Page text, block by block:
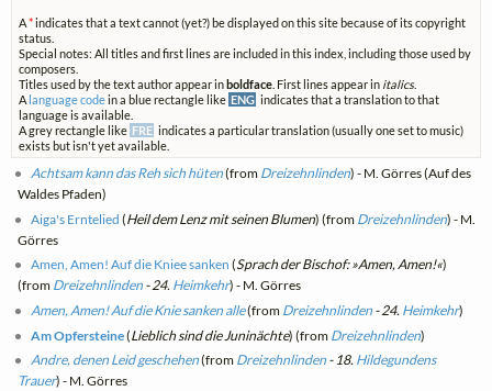
A*indicates that a text cannot (yet?) be displayed on this site because of its copyright
status.
Special notes: All titles and first lines are included in this index, including those used by
composers.
Titles used by the text author appear inboldface . First lines appear in italics.
A language codein a blue rectangle like ENG indicates that a translation to that
language is available.
A grey rectangle like FRE indicates a particular translation (usually one set to music)
exists but isn't yet available.
Achtsam kann das Reh sich hüten(from Dreizehnlinden) - M. Görres (Auf des
Waldes Pfaden)
Aiga's Erntelied (Heil dem Lenz mit seinen Blumen) (from Dreizehnlinden) - M.
Görres
Amen, Amen! Auf die Kniee sanken (Sprach der Bischof: »Amen, Amen!«)
(from Dreizehnlinden - 24. Heimkehr) - M. Görres
Amen, Amen! Auf die Knie sanken alle(from Dreizehnlinden - 24. Heimkehr)
Am Opfersteine(Lieblich sind die Juninächte) (from Dreizehnlinden)
Andre, denen Leid geschehen(from Dreizehnlinden - 18. Hildegundens
Trauer) - M. Görres